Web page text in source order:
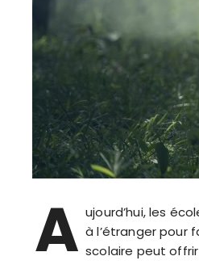
A ujourd’hui, les
à l’étranger pour
scolaire peut